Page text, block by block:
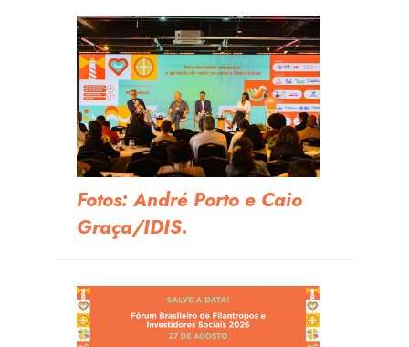
Fotos: André Porto e Caio
Graça/IDIS.